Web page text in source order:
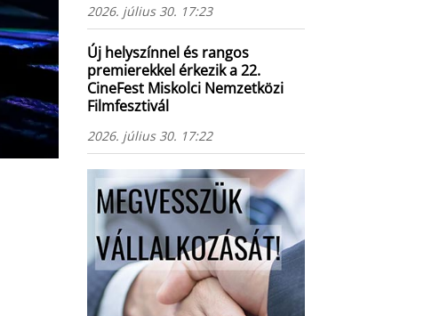
2026. július 30. 17:23
Új helyszínnel és rangos
premierekkel érkezik a 22.
CineFest Miskolci Nemzetközi
Filmfesztivál
2026. július 30. 17:22